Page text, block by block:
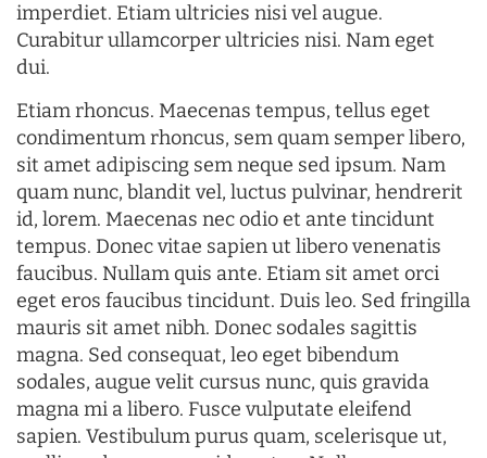
imperdiet. Etiam ultricies nisi vel augue.
Curabitur ullamcorper ultricies nisi. Nam eget
dui.
Etiam rhoncus. Maecenas tempus, tellus eget
condimentum rhoncus, sem quam semper libero,
sit amet adipiscing sem neque sed ipsum. Nam
quam nunc, blandit vel, luctus pulvinar, hendrerit
id, lorem. Maecenas nec odio et ante tincidunt
tempus. Donec vitae sapien ut libero venenatis
faucibus. Nullam quis ante. Etiam sit amet orci
eget eros faucibus tincidunt. Duis leo. Sed fringilla
mauris sit amet nibh. Donec sodales sagittis
magna. Sed consequat, leo eget bibendum
sodales, augue velit cursus nunc, quis gravida
magna mi a libero. Fusce vulputate eleifend
sapien. Vestibulum purus quam, scelerisque ut,